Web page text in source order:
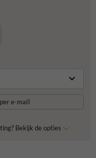
e-mail
Bekijk de opties